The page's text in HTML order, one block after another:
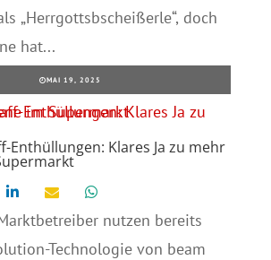
„Herrgottsbscheißerle“, doch
hat...
MAI 19, 2025
Enthüllungen: Klares Ja zu mehr
nutzen bereits
Technologie von beam